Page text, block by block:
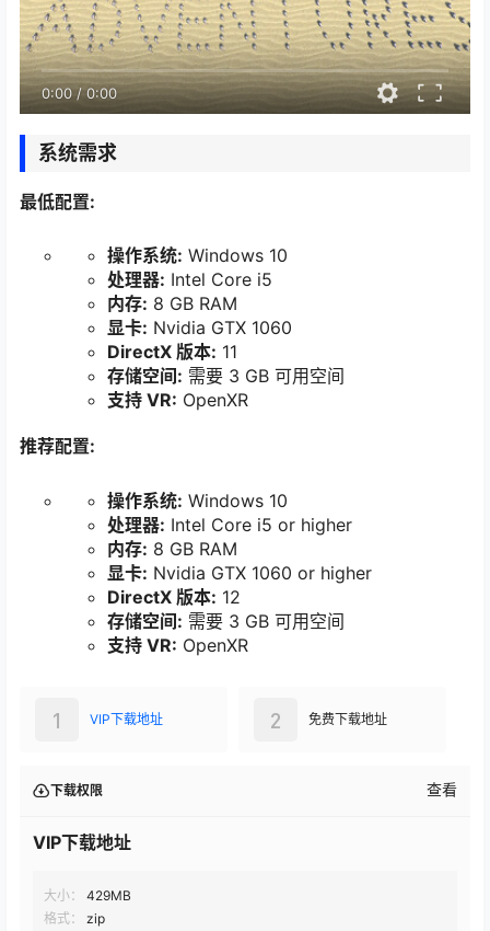
0:00/0:00
系统需求
最低配置:
操作系统: Windows 10
处理器: Intel Core i5
内存: 8 GB RAM
显卡: Nvidia GTX 1060
DirectX 版本: 11
存储空间: 需要 3 GB 可用空间
支持 VR: OpenXR
推荐配置:
操作系统: Windows 10
处理器: Intel Core i5 or higher
内存: 8 GB RAM
显卡: Nvidia GTX 1060 or higher
DirectX 版本: 12
存储空间: 需要 3 GB 可用空间
支持 VR: OpenXR
VIP下载地址
1 免费下载地址
2
下载权限 查看
VIP下载地址
大小：
429MB
格式：
zip